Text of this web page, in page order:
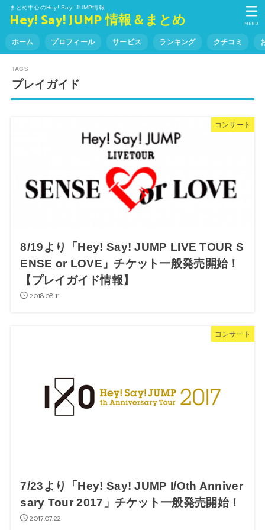
まとめ中心のHey! Say! JUMP情報
Hey! Say! JUMP 情報＆まとめ
ホーム プロフィール サービス ランキング クチコミ
MENU
プレイガイド
コンサート
8/19より「Hey! Say! JUMP LIVE TOUR S
ENSE or LOVE」チケット一般発売開始！
【プレイガイド情報】
2018.08.11
コンサート
7/23より「Hey! Say! JUMP I/Oth Anniver
sary Tour 2017」チケット一般発売開始！
2017.07.22